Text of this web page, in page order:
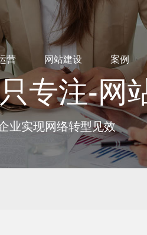
营 网站建设 案例
专注-网
业实现网络转型见效